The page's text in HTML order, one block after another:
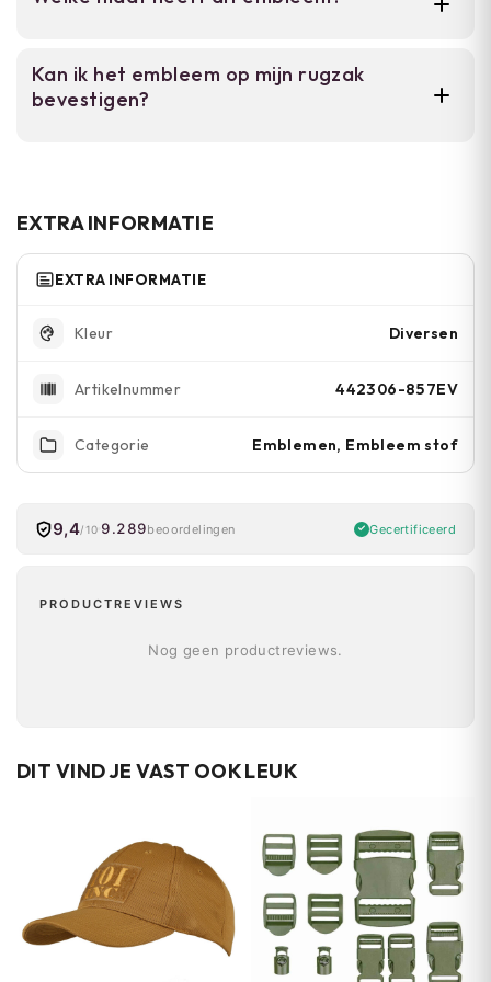
Neem contact op voor precieze maten voor je
project.
Kan ik het embleem op mijn rugzak
bevestigen?
EXTRA INFORMATIE
EXTRA INFORMATIE
Kleur Diversen
Artikelnummer 442306-857EV
Categorie Emblemen, Embleem stof
9,4/10 9.289beoordelingen Gecertificeerd
PRODUCTREVIEWS
Nog geen productreviews.
DIT VIND JE VAST OOK LEUK